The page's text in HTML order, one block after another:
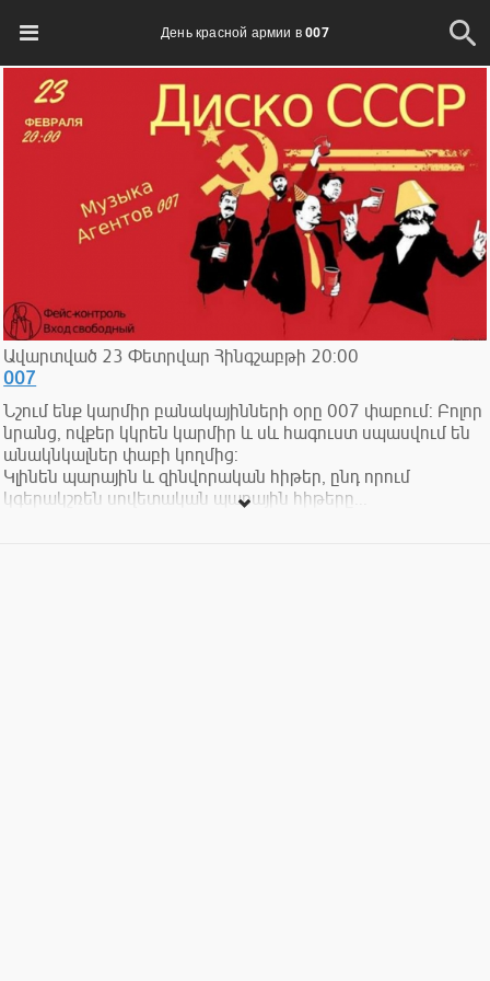
День красной армии в 007
Ավարտված 23 Փետրվար Հինգշաբթի 20:00
007
Նշում ենք կարմիր բանակայինների օրը 007 փաբում: Բոլոր
նրանց, ովքեր կկրեն կարմիր և սև հագուստ սպասվում են
անակնկալներ փաբի կողմից:
Կլինեն պարային և զինվորական հիթեր, ընդ որում
կգերակշռեն սովետական պարային հիթերը...